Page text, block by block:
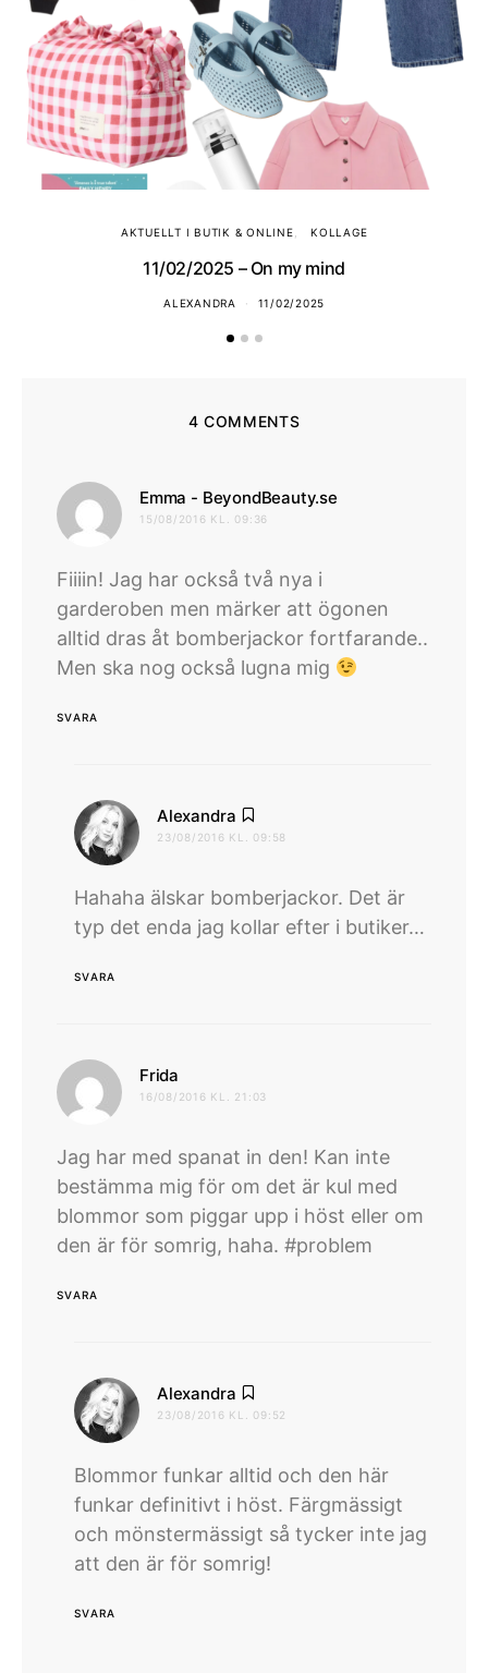
AKTUELLT I BUTIK & ONLINE KOLLAGE
11/02/2025 – On my mind
ALEXANDRA 11/02/2025
4 COMMENTS
Emma - BeyondBeauty.se
15/08/2016 KL. 09:36
Fiiiin! Jag har också två nya i
garderoben men märker att ögonen
alltid dras åt bomberjackor fortfarande..
Men ska nog också lugna mig
SVARA
Alexandra
23/08/2016 KL. 09:58
Hahaha älskar bomberjackor. Det är
typ det enda jag kollar efter i butiker…
SVARA
Frida
16/08/2016 KL. 21:03
Jag har med spanat in den! Kan inte
bestämma mig för om det är kul med
blommor som piggar upp i höst eller om
den är för somrig, haha. #problem
SVARA
Alexandra
23/08/2016 KL. 09:52
Blommor funkar alltid och den här
funkar definitivt i höst. Färgmässigt
och mönstermässigt så tycker inte jag
att den är för somrig!
SVARA